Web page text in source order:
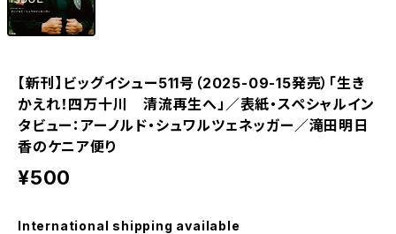
【新刊】ビッグイシュー511号（2025-09-15発売）「生き
かえれ！四万十川 ――清流再生へ」／表紙・スペシャルイン
タビュー：アーノルド・シュワルツェネッガー／滝田明日
香のケニア便り
¥500
International shipping available